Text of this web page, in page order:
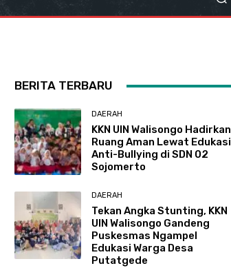
BERITA TERBARU
DAERAH
KKN UIN Walisongo Hadirkan
Ruang Aman Lewat Edukasi
Anti-Bullying di SDN 02
Sojomerto
DAERAH
Tekan Angka Stunting, KKN
UIN Walisongo Gandeng
Puskesmas Ngampel
Edukasi Warga Desa
Putatgede